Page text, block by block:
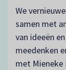
We
samen met
van ideeën
meedenken
met